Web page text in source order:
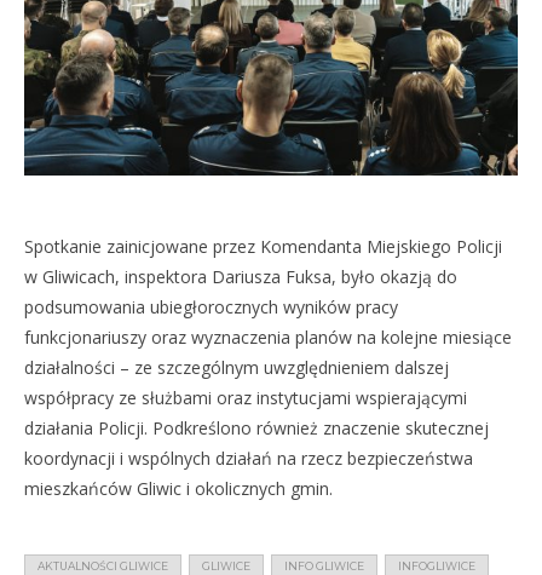
Spotkanie zainicjowane przez Komendanta Miejskiego Policji
w Gliwicach, inspektora Dariusza Fuksa, było okazją do
podsumowania ubiegłorocznych wyników pracy
funkcjonariuszy oraz wyznaczenia planów na kolejne miesiące
działalności – ze szczególnym uwzględnieniem dalszej
współpracy ze służbami oraz instytucjami wspierającymi
działania Policji. Podkreślono również znaczenie skutecznej
koordynacji i wspólnych działań na rzecz bezpieczeństwa
mieszkańców Gliwic i okolicznych gmin.
AKTUALNOŚCI GLIWICE GLIWICE INFO GLIWICE INFOGLIWICE